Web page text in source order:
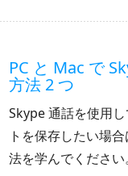
PC と Mac で
方法 2 つ
Skype 通話を使用
トを保存したい場
法を学んでください